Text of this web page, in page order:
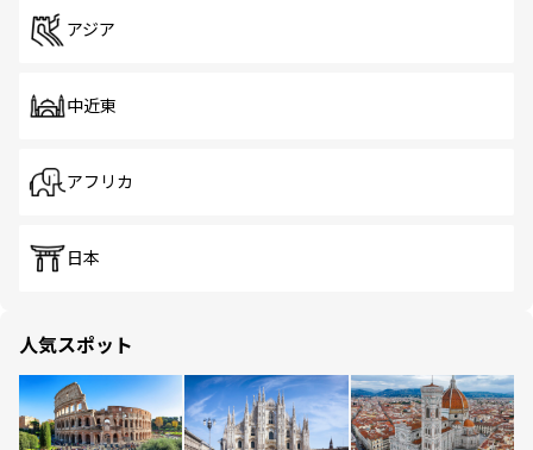
アジア
中近東
アフリカ
日本
人気スポット